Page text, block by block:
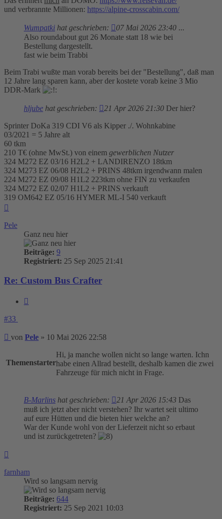
und verbrannte Millionen: https://alpine-crosscabin.com/
Wumpatki hat geschrieben: 07 Mai 2026 23:40 ...
Also roundabout gut 26 Monate statt 18 wie bei
Bestellung dargestellt.
fast wie beim Trabbi
Beim Trabi wußte man vorab bereits bei der "Bestellung", daß man
12 Jahre lang sparen kann, aber der kostete vorab keine 3 Mio
DDR-Mark
hljube hat geschrieben: 21 Apr 2026 21:30 Der hier?
Sprinter DoKa 319 CDI V6 als Kipper ./. Wohnkabine
03/2021 = 5 Jahre alt
60 tkm
210 T€ (ohne MwSt.) von einem gewerblichen Nutzer
324 M272 EZ 03/16 H2L2 + LANDIRENZO 18tkm
324 M273 EZ 06/08 H2L2 + PRINS 48tkm irgendwann malen
224 M272 EZ 09/08 H1L2 223tkm ohne FIN zu verkaufen
324 M272 EZ 02/07 H1L2 + PRINS verkauft
319 OM642 EZ 05/16 HYMER ML-I 540 verkauft
Pele
Ganz neu hier
Beiträge: 9
Registriert: 25 Sep 2025 21:41
Re: Custom Bus Crafter
#33
Beitrag
von Pele » 10 Mai 2026 22:58
Themenstarter
Hi, ja manche wollen nicht so lange warten. Ichn
habe einen Allrad bestellt, deshalb kamen die zwei
Fahrzeuge für mich nicht in Frage.
B-Marlins hat geschrieben: 21 Apr 2026 15:43 Das
muß ich jetzt aber nicht verstehen? Ihr wartet seit ultimo
auf eure Hütten und die bieten hier welche an?
War der Kunde wohl von der Lieferzeit nicht so erbaut
und ist zurückgetreten?
farnham
Wird so langsam nervig
Beiträge: 644
Registriert: 25 Sep 2021 10:03